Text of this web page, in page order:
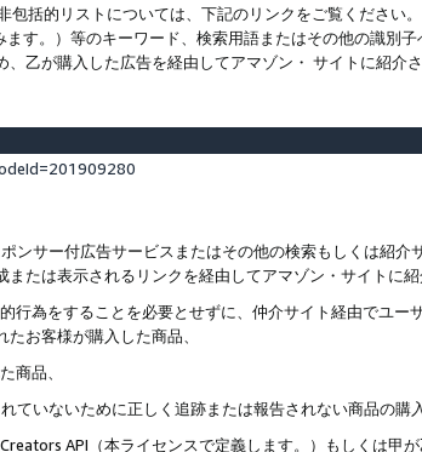
括的リストについては、下記のリンクをご覧ください
す。）等のキーワード、検索用語またはその他の識別
、乙が購入した広告を経由してアマゾン・ サイトに紹介
ンサー付広告サービスまたはその他の検索もしくは紹介
または表示されるリンクを経由してアマゾン・サイトに
為をすることを必要とせずに、仲介サイト経由でユー
お客様が購入した商品、
商品、
いないために正しく追跡または報告されない商品の購入
API（本ライセンスで定義します。）もしくは甲